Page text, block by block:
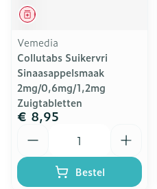
Geneesmiddel
Vemedia
Collutabs Suikervri
Sinaasappelsmaak
2mg/0,6mg/1,2mg
Zuigtabletten
€ 8,95
Bestel